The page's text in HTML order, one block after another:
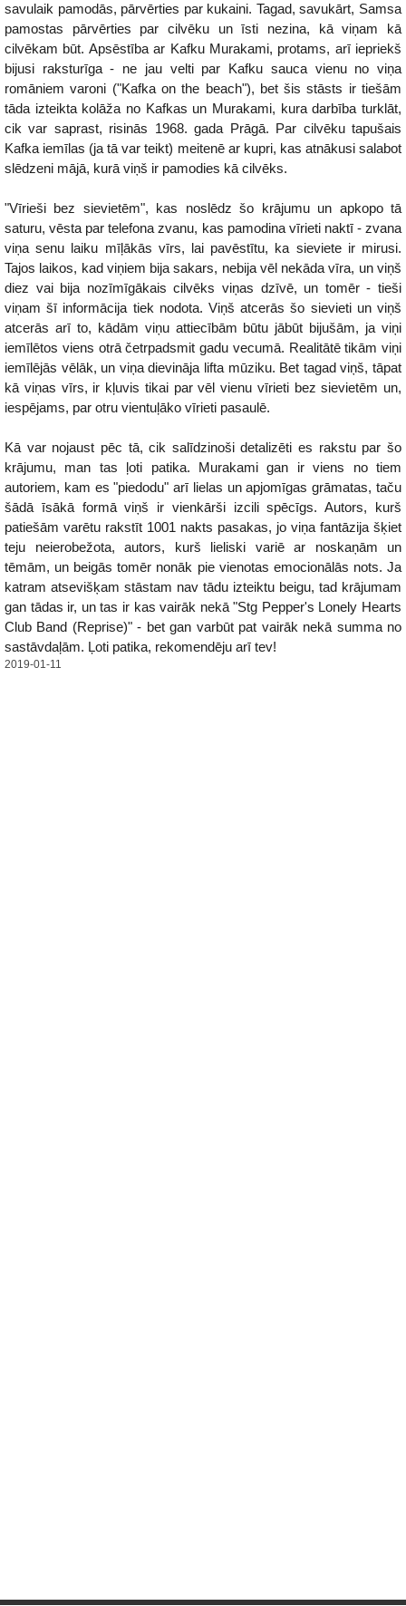
savulaik pamodās, pārvērties par kukaini. Tagad, savukārt, Samsa
pamostas pārvērties par cilvēku un īsti nezina, kā viņam kā
cilvēkam būt. Apsēstība ar Kafku Murakami, protams, arī iepriekš
bijusi raksturīga - ne jau velti par Kafku sauca vienu no viņa
romāniem varoni ("Kafka on the beach"), bet šis stāsts ir tiešām
tāda izteikta kolāža no Kafkas un Murakami, kura darbība turklāt,
cik var saprast, risinās 1968. gada Prāgā. Par cilvēku tapušais
Kafka iemīlas (ja tā var teikt) meitenē ar kupri, kas atnākusi salabot
slēdzeni mājā, kurā viņš ir pamodies kā cilvēks.
"Vīrieši bez sievietēm", kas noslēdz šo krājumu un apkopo tā
saturu, vēsta par telefona zvanu, kas pamodina vīrieti naktī - zvana
viņa senu laiku mīļākās vīrs, lai pavēstītu, ka sieviete ir mirusi.
Tajos laikos, kad viņiem bija sakars, nebija vēl nekāda vīra, un viņš
diez vai bija nozīmīgākais cilvēks viņas dzīvē, un tomēr - tieši
viņam šī informācija tiek nodota. Viņš atcerās šo sievieti un viņš
atcerās arī to, kādām viņu attiecībām būtu jābūt bijušām, ja viņi
iemīlētos viens otrā četrpadsmit gadu vecumā. Realitātē tikām viņi
iemīlējās vēlāk, un viņa dievināja lifta mūziku. Bet tagad viņš, tāpat
kā viņas vīrs, ir kļuvis tikai par vēl vienu vīrieti bez sievietēm un,
iespējams, par otru vientuļāko vīrieti pasaulē.
Kā var nojaust pēc tā, cik salīdzinoši detalizēti es rakstu par šo
krājumu, man tas ļoti patika. Murakami gan ir viens no tiem
autoriem, kam es "piedodu" arī lielas un apjomīgas grāmatas, taču
šādā īsākā formā viņš ir vienkārši izcili spēcīgs. Autors, kurš
patiešām varētu rakstīt 1001 nakts pasakas, jo viņa fantāzija šķiet
teju neierobežota, autors, kurš lieliski variē ar noskaņām un
tēmām, un beigās tomēr nonāk pie vienotas emocionālās nots. Ja
katram atsevišķam stāstam nav tādu izteiktu beigu, tad krājumam
gan tādas ir, un tas ir kas vairāk nekā "Stg Pepper's Lonely Hearts
Club Band (Reprise)" - bet gan varbūt pat vairāk nekā summa no
sastāvdaļām. Ļoti patika, rekomendēju arī tev!
2019-01-11